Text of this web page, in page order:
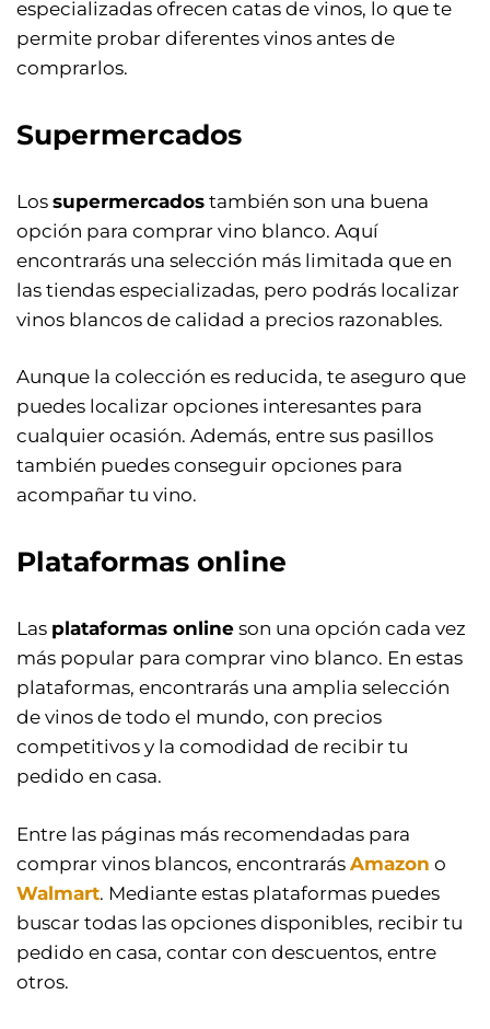
especializadas ofrecen catas de vinos, lo que te
permite probar diferentes vinos antes de
comprarlos.
Supermercados
Los supermercados también son una buena
opción para comprar vino blanco. Aquí
encontrarás una selección más limitada que en
las tiendas especializadas, pero podrás localizar
vinos blancos de calidad a precios razonables.
Aunque la colección es reducida, te aseguro que
puedes localizar opciones interesantes para
cualquier ocasión. Además, entre sus pasillos
también puedes conseguir opciones para
acompañar tu vino.
Plataformas online
Las plataformas online son una opción cada vez
más popular para comprar vino blanco. En estas
plataformas, encontrarás una amplia selección
de vinos de todo el mundo, con precios
competitivos y la comodidad de recibir tu
pedido en casa.
Entre las páginas más recomendadas para
comprar vinos blancos, encontrarás Amazon o
Walmart. Mediante estas plataformas puedes
buscar todas las opciones disponibles, recibir tu
pedido en casa, contar con descuentos, entre
otros.